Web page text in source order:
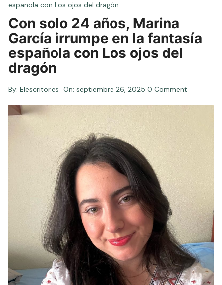
española con Los ojos del dragón
Con solo 24 años, Marina
García irrumpe en la fantasía
española con Los ojos del
dragón
By: Elescritor.es On:septiembre 26, 2025 0 Comment